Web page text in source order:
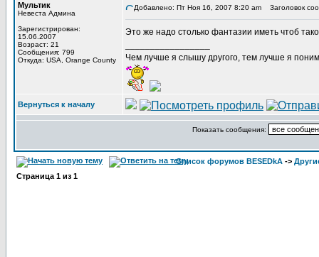
Мультик
Невеста Админа
Зарегистрирован:
15.06.2007
Возраст: 21
Сообщения: 799
Откуда: USA, Orange County
Добавлено: Пт Ноя 16, 2007 8:20 am Заголовок
Это же надо столько фантазии иметь чтоб
Чем лучше я слышу другого, тем лучше я
Вернуться к началу
Показать сообщения:
Список форумов BESEDkA ->
Страница 1 из 1